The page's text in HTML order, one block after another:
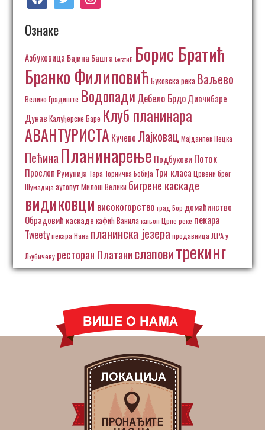
Ознаке
Азбуковица Бајина Башта Богатић Борис Братић
Бранко Филиповић Буковска река Ваљево
Велико Градиште Водопади Дебело БрдоДивчибаре
Дунав Калуђерске Баре Клуб планинара
АВАНТУРИСТА Кучево Лајковац Мајданпек Пецка
Пећина Планинарење ПодбуковиПоток
Прослоп Румунија Тара Торничка Бобија Три класа Црвени брег
Шумадија аутопут Милош Велики бигрене каскаде
видиковци високогорство град Бор домаћинство
Обрадовић каскаде кафић Ванила кањон Црне реке пекара
Tweetyпекара Нана планинска језера продавница ЈЕРА у
Љубичеву ресторан Платанислаповитрекинг